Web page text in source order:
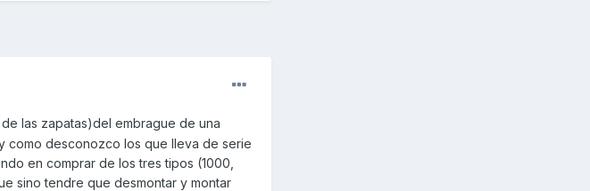
las zapatas)del embrague de una
como desconozco los que lleva de serie
en comprar de los tres tipos (1000,
sino tendre que desmontar y montar